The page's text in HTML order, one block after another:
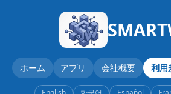
ホーム アプリ 会社概要 利用